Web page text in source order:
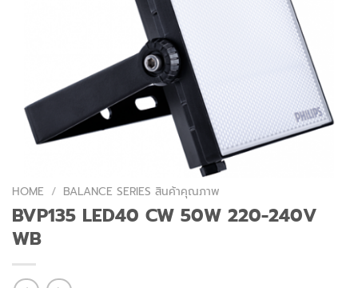
HOME / BALANCE SERIES สินค้าคุณภาพ
BVP135 LED40 CW 50W 220-240V
WB